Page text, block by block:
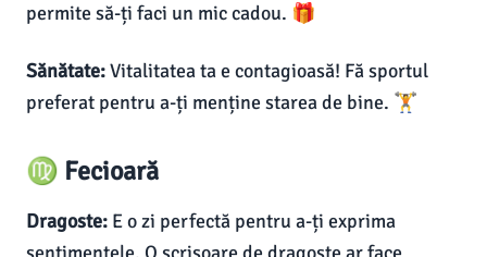
permite să-ți faci un mic cadou. 🎁
Sănătate:Vitalitatea ta e contagioasă! Fă sportul
preferat pentru a-ți menține starea de bine. 🏋️
♍ Fecioară
Dragoste: E o zi perfectă pentru a-ți exprima